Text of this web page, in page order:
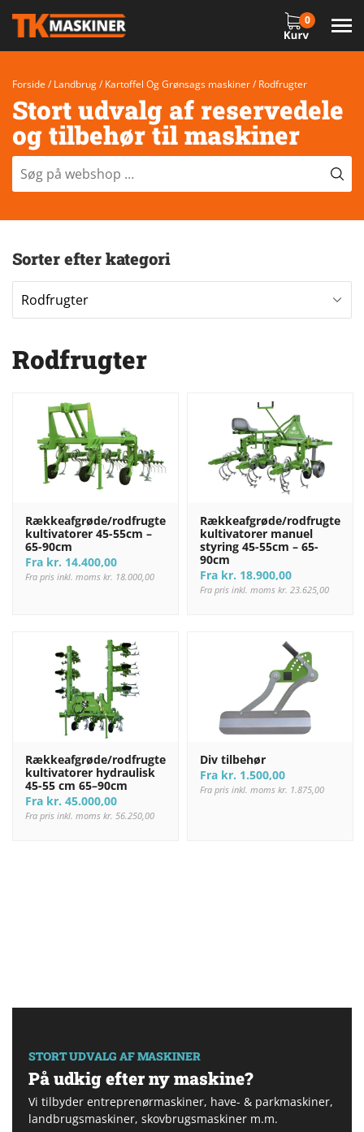
0
Forside / Landbrug/ Kartoffel Og Grønsags maskiner/ Rodfrugter
Stort udvalg af reservedele
og tilbehør til maskiner
Sorter efter kategori
Rodfrugter
Rækkeafgrøde/rodfrugte
kultivatorer 45-55cm –
65-90cm
Fra kr. 14.400,00
Fra pris inkl. moms kr. 18.000,00
Rækkeafgrøde/rodfrugte
kultivatorer manuel
styring 45-55cm – 65-
90cm
Fra kr. 18.900,00
Fra pris inkl. moms kr. 23.625,00
Rækkeafgrøde/rodfrugte
kultivatorer hydraulisk
45-55 cm 65–90cm
Fra kr. 45.000,00
Fra pris inkl. moms kr. 56.250,00
Div tilbehør
Fra kr. 1.500,00
Fra pris inkl. moms kr. 1.875,00
STORT UDVALG AF MASKINER
På udkig efter ny maskine?
Vi tilbyder entreprenørmaskiner, have- & parkmaskiner,
landbrugsmaskiner, skovbrugsmaskiner m.m.